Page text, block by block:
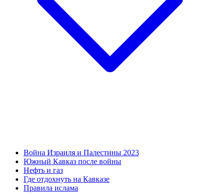
Война Израиля и Палестины 2023
Южный Кавказ после войны
Нефть и газ
Где отдохнуть на Кавказе
Правила ислама